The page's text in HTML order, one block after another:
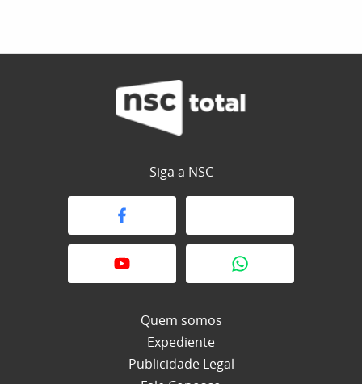
Siga a NSC
Quem somos
Expediente
Publicidade Legal